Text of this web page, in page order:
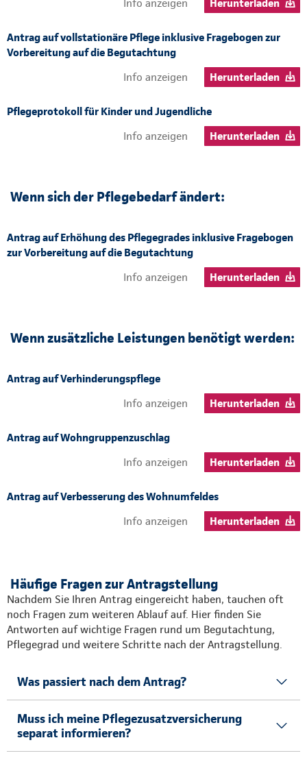
Info anzeigen Herunterladen
Antrag auf vollstationäre Pflege inklusive Fragebogen zur
Vorbereitung auf die Begutachtung
Info anzeigen
Herunterladen
Pflegeprotokoll für Kinder und Jugendliche
Info anzeigen
Herunterladen
Wenn sich der Pflegebedarf ändert:
Antrag auf Erhöhung des Pflegegrades inklusive Fragebogen
zur Vorbereitung auf die Begutachtung
Info anzeigen
Herunterladen
Wenn zusätzliche Leistungen benötigt werden:
Antrag auf Verhinderungspflege
Info anzeigen
Herunterladen
Antrag auf Wohngruppenzuschlag
Info anzeigen
Herunterladen
Antrag auf Verbesserung des Wohnumfeldes
Info anzeigen
Herunterladen
Häufige Fragen zur Antragstellung
Nachdem Sie Ihren Antrag eingereicht haben, tauchen oft
noch Fragen zum weiteren Ablauf auf. Hier finden Sie
Antworten auf wichtige Fragen rund um Begutachtung,
Pflegegrad und weitere Schritte nach der Antragstellung.
Was passiert nach dem Antrag?
Muss ich meine Pflegezusatzversicherung
separat informieren?